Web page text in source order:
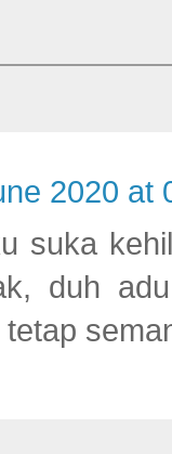
2020 at
suka
duh